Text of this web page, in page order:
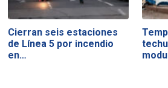
Cierran seis estaciones
de Línea 5 por incendio
en…